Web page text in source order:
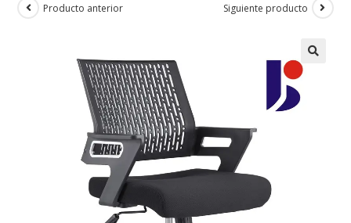
Producto anterior Siguiente producto